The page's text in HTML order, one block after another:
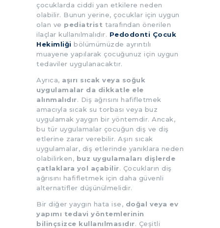
çocuklarda ciddi yan etkilere neden
olabilir. Bunun yerine, çocuklar için uygun
olan ve pediatrist tarafından önerilen
ilaçlar kullanılmalıdır. Pedodonti Çocuk
Hekimliği bölümümüzde ayrıntılı
muayene yapılarak çocuğunuz için uygun
tedaviler uygulanacaktır.
Ayrıca, aşırı sıcak veya soğuk
uygulamalar da dikkatle ele
alınmalıdır. Diş ağrısını hafifletmek
amacıyla sıcak su torbası veya buz
uygulamak yaygın bir yöntemdir. Ancak,
bu tür uygulamalar çocuğun diş ve diş
etlerine zarar verebilir. Aşırı sıcak
uygulamalar, diş etlerinde yanıklara neden
olabilirken, buz uygulamaları dişlerde
çatlaklara yol açabilir. Çocukların diş
ağrısını hafifletmek için daha güvenli
alternatifler düşünülmelidir.
Bir diğer yaygın hata ise, doğal veya ev
yapımı tedavi yöntemlerinin
bilinçsizce kullanılmasıdır. Çeşitli